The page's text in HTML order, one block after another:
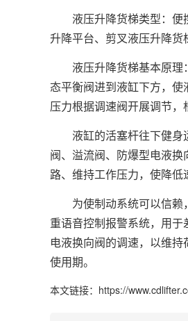
液压升降货梯类型：便
升降平台、剪叉液压升降
液压升降货梯基本原理
态平衡阀进到液缸下方，
压力根据调速阀开展调节，
液缸的活塞杆往下健身
阀、溢流阀、防爆型电液
路、维持工作压力，使降低
为使制动系统可以信赖
重语音控制报警系统，用
电液换向阀的调速，以维
使用期。
本文链接：https://